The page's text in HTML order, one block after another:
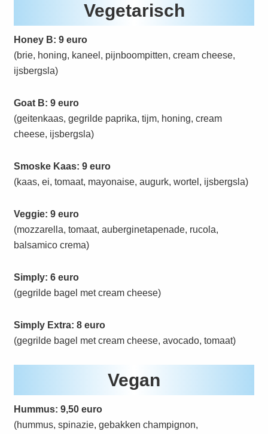
Vegetarisch
Honey B: 9 euro
(brie, honing, kaneel, pijnboompitten, cream cheese,
ijsbergsla)
Goat B: 9 euro
(geitenkaas, gegrilde paprika, tijm, honing, cream
cheese, ijsbergsla)
Smoske Kaas: 9 euro
(kaas, ei, tomaat, mayonaise, augurk, wortel, ijsbergsla)
Veggie: 9 euro
(mozzarella, tomaat, auberginetapenade, rucola,
balsamico crema)
Simply: 6 euro
(gegrilde bagel met cream cheese)
Simply Extra: 8 euro
(gegrilde bagel met cream cheese, avocado, tomaat)
Vegan
Hummus: 9,50 euro
(hummus, spinazie, gebakken champignon,